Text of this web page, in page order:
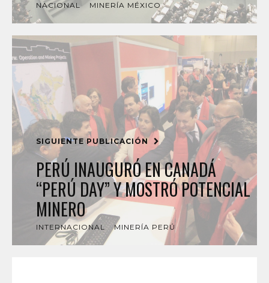
NACIONAL MINERÍA MÉXICO
SIGUIENTE PUBLICACIÓN
PERÚ INAUGURÓ EN CANADÁ
“PERÚ DAY” Y MOSTRÓ POTENCIAL
MINERO
INTERNACIONAL MINERÍA PERÚ